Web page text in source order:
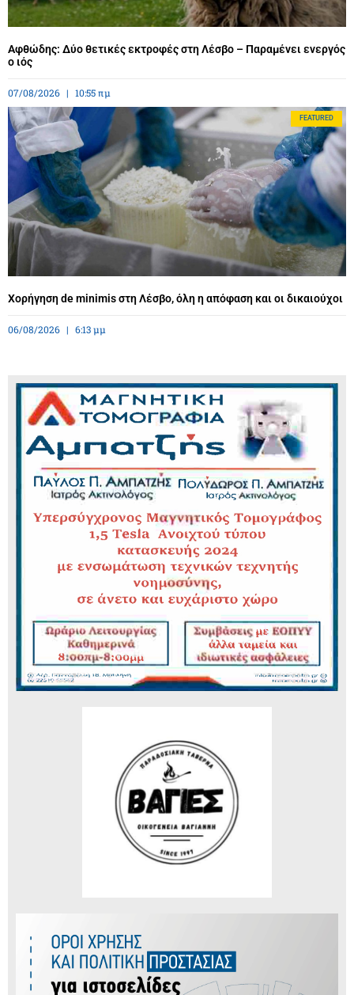
Αφθώδης: Δύο θετικές εκτροφές στη Λέσβο – Παραμένει ενεργός
ο ιός
07/08/2026 10:55 πμ
FEATURED
Χορήγηση de minimis στη Λέσβο, όλη η απόφαση και οι δικαιούχοι
06/08/2026 6:13 μμ